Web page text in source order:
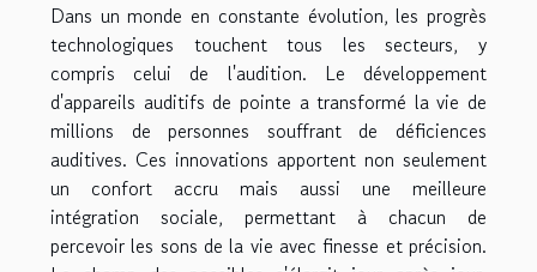
Dans un monde en constante évolution, les progrès
technologiques touchent tous les secteurs, y
compris celui de l'audition. Le développement
d'appareils auditifs de pointe a transformé la vie de
millions de personnes souffrant de déficiences
auditives. Ces innovations apportent non seulement
un confort accru mais aussi une meilleure
intégration sociale, permettant à chacun de
percevoir les sons de la vie avec finesse et précision.